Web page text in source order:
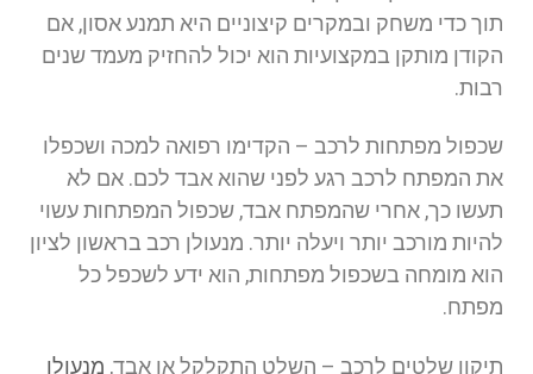
תוך כדי משחק ובמקרים קיצוניים היא תמנע אסון, אם
הקודן מותקן במקצועיות הוא יכול להחזיק מעמד שנים
רבות.
שכפול מפתחות לרכב – הקדימו רפואה למכה ושכפלו
את המפתח לרכב רגע לפני שהוא אבד לכם. אם לא
תעשו כך, אחרי שהמפתח אבד, שכפול המפתחות עשוי
להיות מורכב יותר ויעלה יותר. מנעולן רכב בראשון לציון
הוא מומחה בשכפול מפתחות, הוא ידע לשכפל כל
מפתח.
תיקון שלטים לרכב – השלט התקלקל או אבד, מנעולן